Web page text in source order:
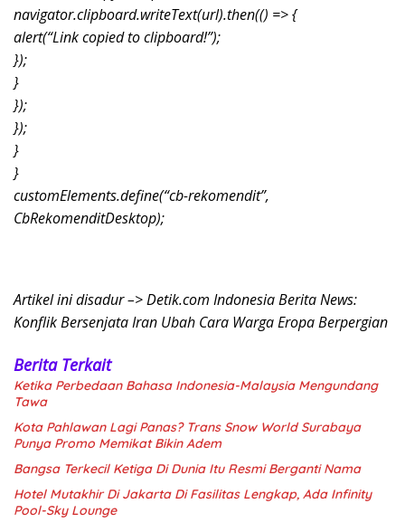
navigator.clipboard.writeText(url).then(() => {
alert(“Link copied to clipboard!”);
});
}
});
});
}
}
customElements.define(“cb-rekomendit”,
CbRekomenditDesktop);
Artikel ini disadur –> Detik.com Indonesia Berita News:
Konflik Bersenjata Iran Ubah Cara Warga Eropa Berpergian
Berita Terkait
Ketika Perbedaan Bahasa Indonesia-Malaysia Mengundang
Tawa
Kota Pahlawan Lagi Panas? Trans Snow World Surabaya
Punya Promo Memikat Bikin Adem
Bangsa Terkecil Ketiga Di Dunia Itu Resmi Berganti Nama
Hotel Mutakhir Di Jakarta Di Fasilitas Lengkap, Ada Infinity
Pool-Sky Lounge